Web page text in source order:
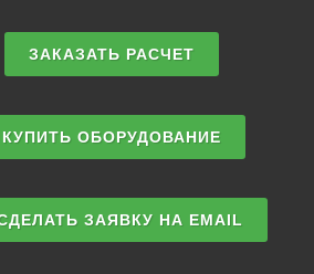
ЗАКАЗАТЬ РАСЧЕТ
КУПИТЬ ОБОРУДОВАНИЕ
ЗАЯВКУ НА EMAIL